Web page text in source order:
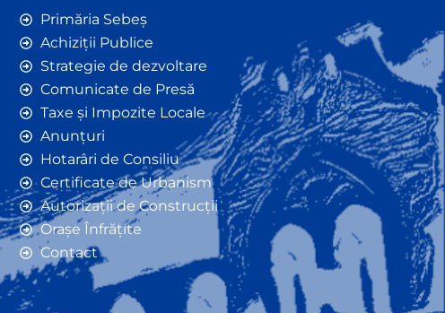
Primăria Sebeș
Achiziții Publice
Strategie de dezvoltare
Comunicate de Presă
Taxe și Impozite Locale
Anunțuri
Hotarâri de Consiliu
Certificate de Urbanism
Autorizații de Construcții
Orașe Înfrățite
Contact